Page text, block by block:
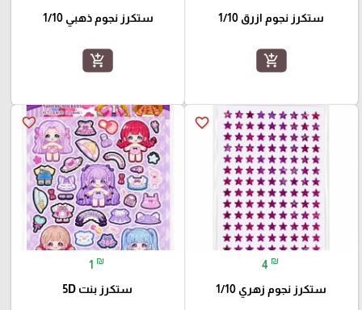
ستكرز نجوم ازرق 1/10
add_shopping_cart
ستكرز نجوم ذهبي 1/10
add_shopping_cart
favorite_border
4 ₪
ستكرز نجوم زهري 1/10
favorite_border
1 ₪
ستكرز بنت 5D